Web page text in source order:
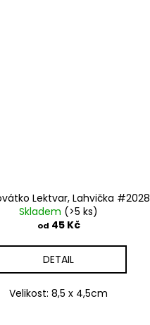
Lektvar, Lahvička #2028
Skladem (>5 ks)
od 45 Kč
DETAIL
Velikost: 8,5 x 4,5cm